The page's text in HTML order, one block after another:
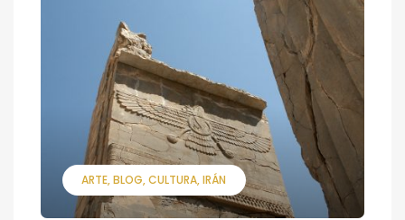
ARTE BLOG CULTURA IRÁN